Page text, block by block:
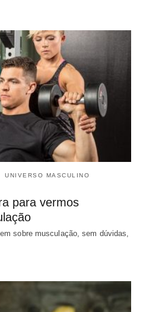
UNIVERSO MASCULINO
para vermos
sobre musculação, sem dúvidas,